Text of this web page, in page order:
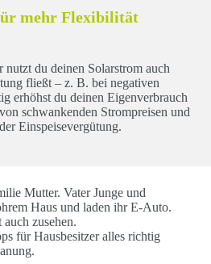
mehr Flexibilität
du deinen Solarstrom auch
fließt – z. B. bei negativen
erhöhst du deinen Eigenverbrauch
schwankenden Strompreisen und
Einspeisevergütung.
für Hausbesitzer alles richtig